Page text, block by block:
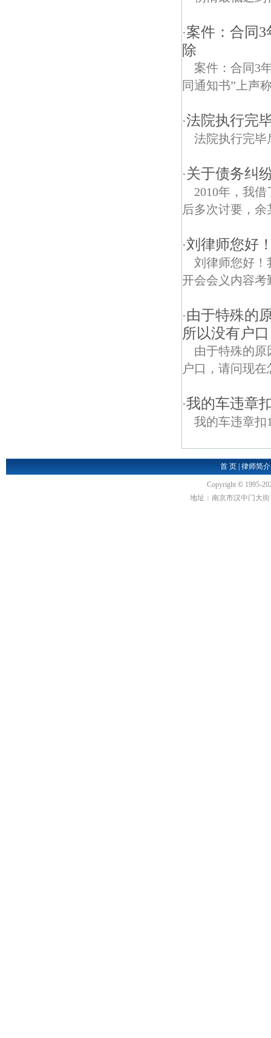
·案件：合同
除
案件：合同3
同通知书”上声
·法院执行完
法院执行完毕
·关于债务纠
2010年，我
后多次讨要，
·刘律师您好
刘律师您好！
开会会义内容考
·由于特殊的
所以没有户
由于特殊的原
户口，请问现
·我的车违章
我的车违章扣
首 页 |律师简介
Copyright © 1995-
地址：南京市汉中门大街